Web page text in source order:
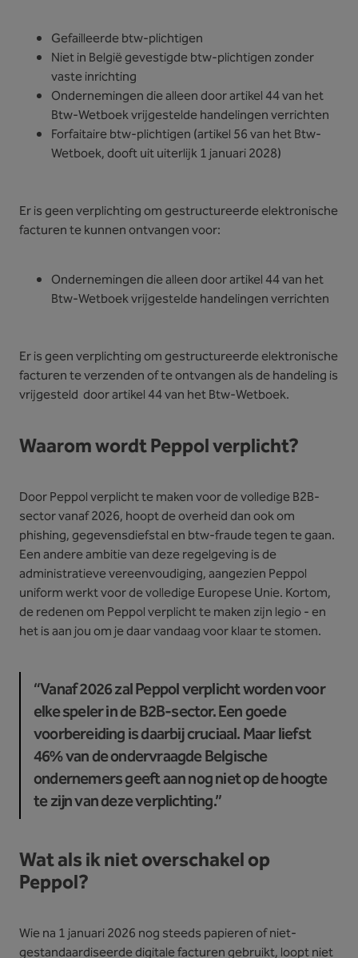
Gefailleerde btw-plichtigen
Niet in België gevestigde btw-plichtigen zonder
vaste inrichting
Ondernemingen die alleen door artikel 44 van het
Btw-Wetboek vrijgestelde handelingen verrichten
Forfaitaire btw-plichtigen (artikel 56 van het Btw-
Wetboek, dooft uit uiterlijk 1 januari 2028)
Er is geen verplichting om gestructureerde elektronische
facturen te kunnen ontvangen voor:
Ondernemingen die alleen door artikel 44 van het
Btw-Wetboek vrijgestelde handelingen verrichten
Er is geen verplichting om gestructureerde elektronische
facturen te verzenden of te ontvangen als de handeling is
vrijgesteld door artikel 44 van het Btw-Wetboek.
Waarom wordt Peppol verplicht?
Door Peppol verplicht te maken voor de volledige B2B-
sector vanaf 2026, hoopt de overheid dan ook om
phishing, gegevensdiefstal en btw-fraude tegen te gaan.
Een andere ambitie van deze regelgeving is de
administratieve vereenvoudiging, aangezien Peppol
uniform werkt voor de volledige Europese Unie. Kortom,
de redenen om Peppol verplicht te maken zijn legio - en
het is aan jou om je daar vandaag voor klaar te stomen.
“Vanaf 2026 zal Peppol verplicht worden voor
elke speler in de B2B-sector. Een goede
voorbereiding is daarbij cruciaal. Maar liefst
46% van de ondervraagde Belgische
ondernemers geeft aan nog niet op de hoogte
te zijn van deze verplichting.”
Wat als ik niet overschakel op
Peppol?
Wie na 1 januari 2026 nog steeds papieren of niet-
gestandaardiseerde digitale facturen gebruikt, loopt niet